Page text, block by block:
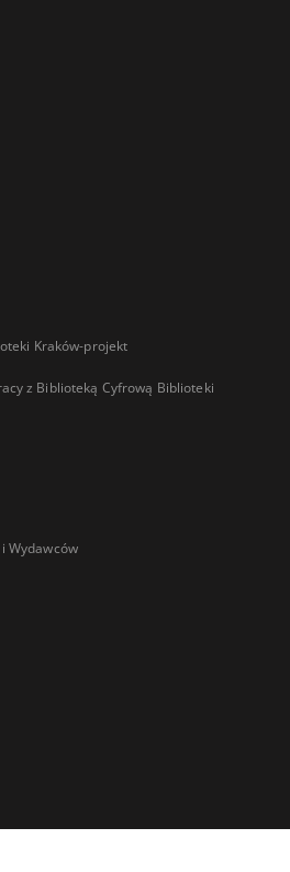
Kraków-projekt
z Biblioteką Cyfrową Biblioteki
Wydawców